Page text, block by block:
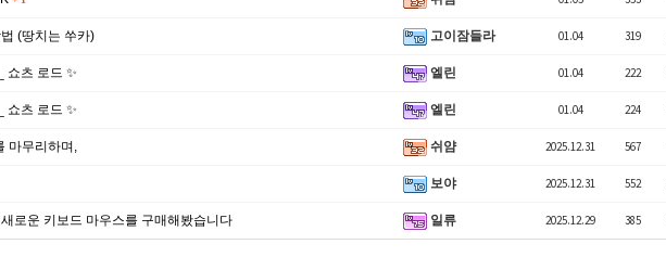
(땅치는 쑤카) 고이잠들라 01.04 319
쇼츠 로드 ✨ 엘린 01.04 222
쇼츠 로드 ✨ 엘린 01.04 224
마무리하며, 쉬얌 2025.12.31 567
보야 2025.12.31 552
로운 키보드 마우스를 구매해봤습니다 일류 2025.12.29 385